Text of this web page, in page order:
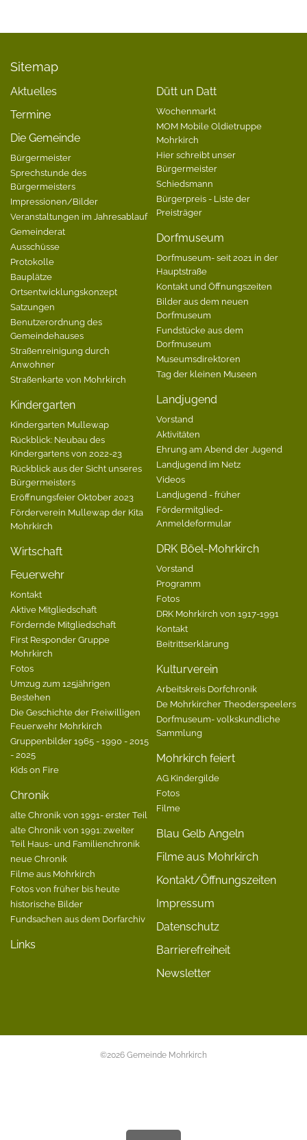
Sitemap
Aktuelles
Termine
Die Gemeinde
Bürgermeister
Sprechstunde des
Bürgermeisters
Impressionen/Bilder
Veranstaltungen im Jahresablauf
Gemeinderat
Ausschüsse
Protokolle
Bauplätze
Ortsentwicklungskonzept
Satzungen
Benutzerordnung des
Gemeindehauses
Straßenreinigung durch
Anwohner
Straßenkarte von Mohrkirch
Kindergarten
Kindergarten Mullewap
Rückblick: Neubau des
Kindergartens von 2022-23
Rückblick aus der Sicht unseres
Bürgermeisters
Eröffnungsfeier Oktober 2023
Förderverein Mullewap der Kita
Mohrkirch
Wirtschaft
Feuerwehr
Kontakt
Aktive Mitgliedschaft
Fördernde Mitgliedschaft
First Responder Gruppe
Mohrkirch
Fotos
Umzug zum 125jährigen
Bestehen
Die Geschichte der Freiwilligen
Feuerwehr Mohrkirch
Gruppenbilder 1965 - 1990 - 2015
- 2025
Kids on Fire
Chronik
alte Chronik von 1991- erster Teil
alte Chronik von 1991: zweiter
Teil Haus- und Familienchronik
neue Chronik
Filme aus Mohrkirch
Fotos von früher bis heute
historische Bilder
Fundsachen aus dem Dorfarchiv
Links
Dütt un Datt
Wochenmarkt
MOM Mobile Oldietruppe
Mohrkirch
Hier schreibt unser
Bürgermeister
Schiedsmann
Bürgerpreis - Liste der
Preisträger
Dorfmuseum
Dorfmuseum- seit 2021 in der
Hauptstraße
Kontakt und Öffnungszeiten
Bilder aus dem neuen
Dorfmuseum
Fundstücke aus dem
Dorfmuseum
Museumsdirektoren
Tag der kleinen Museen
Landjugend
Vorstand
Aktivitäten
Ehrung am Abend der Jugend
Landjugend im Netz
Videos
Landjugend - früher
Fördermitglied-
Anmeldeformular
DRK Böel-Mohrkirch
Vorstand
Programm
Fotos
DRK Mohrkirch von 1917-1991
Kontakt
Beitrittserklärung
Kulturverein
Arbeitskreis Dorfchronik
De Mohrkircher Theoderspeelers
Dorfmuseum- volkskundliche
Sammlung
Mohrkirch feiert
AG Kindergilde
Fotos
Filme
Blau Gelb Angeln
Filme aus Mohrkirch
Kontakt/Öffnungszeiten
Impressum
Datenschutz
Barrierefreiheit
Newsletter
©2026 Gemeinde Mohrkirch